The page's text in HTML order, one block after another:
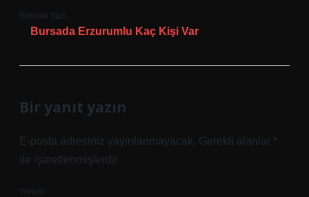
Sonraki Yazı
Bursada Erzurumlu Kaç Kişi Var
Bir yanıt yazın
E-posta adresiniz yayınlanmayacak. Gerekli alanlar *
ile işaretlenmişlerdir
Yorum